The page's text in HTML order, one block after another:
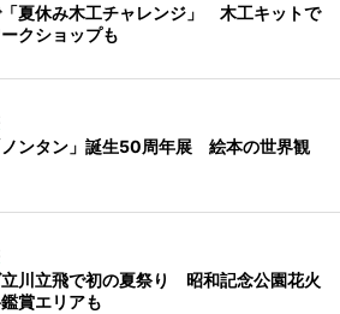
夏休み木工チャレンジ」 木工キットで
クショップも
ンタン」誕生50周年展 絵本の世界観
立川立飛で初の夏祭り 昭和記念公園花火
賞エリアも